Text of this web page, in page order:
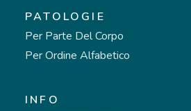
PATOLOGIE
Per Parte Del Corpo
Per Ordine Alfabetico
INFO